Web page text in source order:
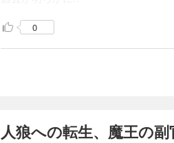
0
人狼への転生、魔王の